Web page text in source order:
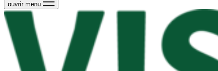
ouvrir menu